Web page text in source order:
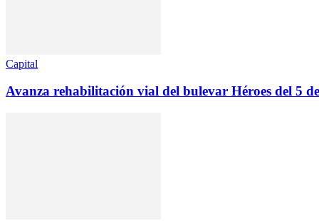
Capital
Avanza rehabilitación vial del bulevar Héroes del 5